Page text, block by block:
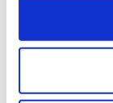
OCCHIALE DA
BAN